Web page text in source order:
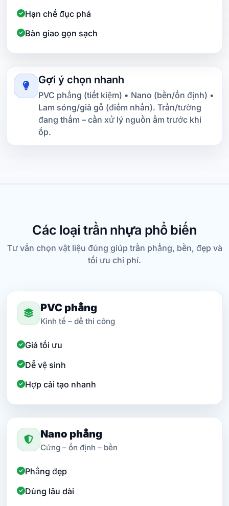
Hạn chế đục phá
Bàn giao gọn sạch
Gợi ý chọn nhanh
PVC phẳng (tiết kiệm) • Nano (bền/ổn định) •
Lam sóng/giả gỗ (điểm nhấn). Trần/tường
đang thấm – cần xử lý nguồn ẩm trước khi
ốp.
Các loại trần nhựa phổ biến
Tư vấn chọn vật liệu đúng giúp trần phẳng, bền, đẹp và
tối ưu chi phí.
PVC phẳng
Kinh tế – dễ thi công
Giá tối ưu
Dễ vệ sinh
Hợp cải tạo nhanh
Nano phẳng
Cứng – ổn định – bền
Phẳng đẹp
Dùng lâu dài